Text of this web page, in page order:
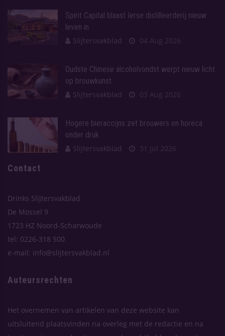
Spirit Capital blaast Ierse distilleerderij nieuw
leven in
Slijtersvakblad
04 Aug 2026
Oudste Chinese alcoholvondst werpt nieuw licht
op brouwkunst
Slijtersvakblad
03 Aug 2026
Hogere bieraccijns zet brouwers en horeca
onder druk
Slijtersvakblad
31 Jul 2026
Contact
Drinks Slijtersvakblad
De Mossel 9
1723 HZ Noord-Scharwoude
tel: 0226-318 500
e-mail: info@slijtersvakblad.nl
Auteursrechten
Het overnemen van artikelen van deze website kan
uitsluitend plaatsvinden na overleg met de redactie en na